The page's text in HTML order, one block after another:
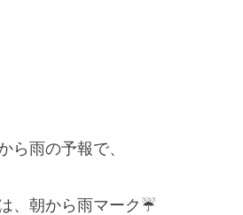
ら雨の予報で、
、朝から雨マーク☔